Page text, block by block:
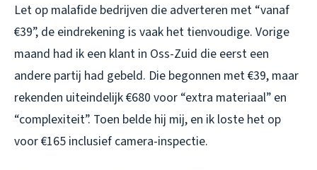
Let op malafide bedrijven die adverteren met “vanaf
€39”, de eindrekening is vaak het tienvoudige. Vorige
maand had ik een klant in Oss-Zuid die eerst een
andere partij had gebeld. Die begonnen met €39, maar
rekenden uiteindelijk €680 voor “extra materiaal” en
“complexiteit”. Toen belde hij mij, en ik loste het op
voor €165 inclusief camera-inspectie.